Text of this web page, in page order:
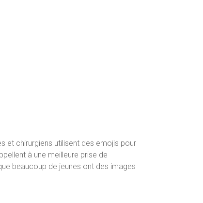
et chirurgiens utilisent des emojis pour
à une meilleure prise de
beaucoup de jeunes ont des images